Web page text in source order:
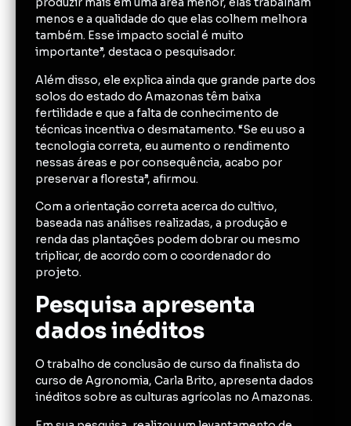
menos e a qualidade do que elas colhem melhora
também. Esse impacto social é muito
importante”, destaca o pesquisador.
Além disso, ele explica ainda que grande parte dos
solos do estado do Amazonas têm baixa
fertilidade e que a falta de conhecimento de
técnicas incentiva o desmatamento. “Se eu uso a
tecnologia correta, eu aumento o rendimento
nessas áreas e por consequência, acabo por
preservar a floresta”, afirmou.
Com a orientação correta acerca do cultivo,
baseada nas análises realizadas, a produção e
renda das plantações podem dobrar ou mesmo
triplicar, de acordo com o coordenador do
projeto.
Pesquisa apresenta
dados inéditos
O trabalho de conclusão de curso da finalista do
curso de Agronomia, Carla Brito, apresenta dados
inéditos sobre as culturas agrícolas no Amazonas.